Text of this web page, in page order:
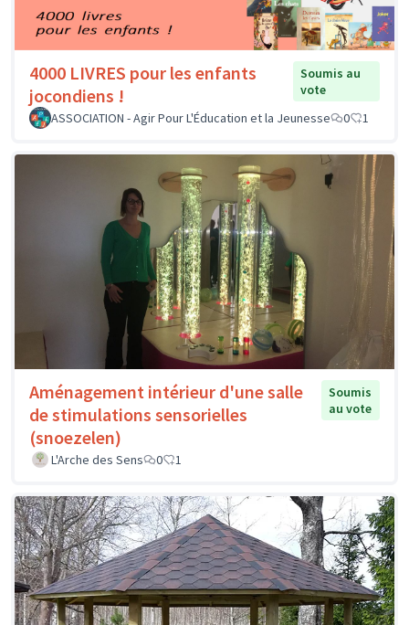
4000 LIVRES pour les enfants
jocondiens !
Soumis au
vote
ASSOCIATION - Agir Pour L'Éducation et la Jeunesse
0 1
Aménagement intérieur d'une salle
de stimulations sensorielles
(snoezelen)
Soumis
au vote
L'Arche des Sens 0 1